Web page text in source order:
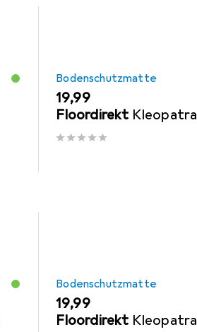
Bodenschutzmatte
EUR
19,99
Floordirekt Kleopatra
Bodenschutzmatte
EUR
19,99
Floordirekt Kleopatra